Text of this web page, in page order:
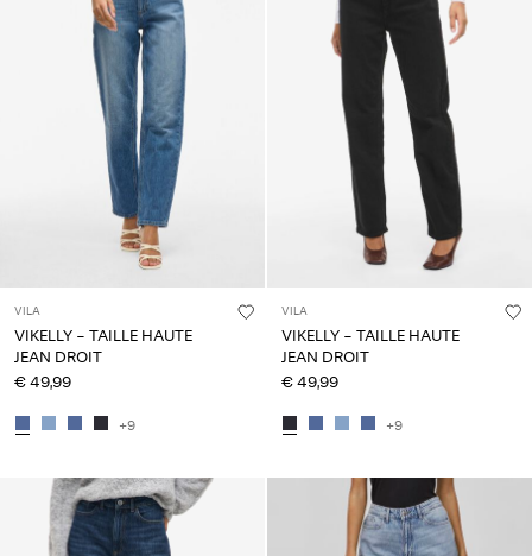
VILA
VIKELLY - TAILLE HAUTE
JEAN DROIT
€ 49,99
+9
VILA
VIKELLY - TAILLE HAUTE
JEAN DROIT
€ 49,99
+9